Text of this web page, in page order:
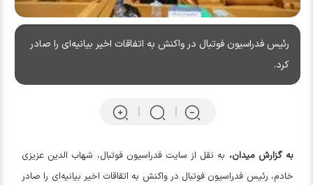
رئیس فدراسیون فوتبال در واکنش به اتفاقات اخیر بیانیه‌ای را صادر
کرد.
به گزارش میدان،به نقل از سایت فدراسیون فوتبال، شهاب الدین عزیزی
خادم، رئیس فدراسیون فوتبال در واکنش به اتقاقات اخیر بیانیه‌ای را صادر